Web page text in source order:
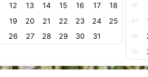
12 13 14 15 16 17 18
19 20 21 22 23 24 25
26 27 28 29 30 31
46
47
48
49